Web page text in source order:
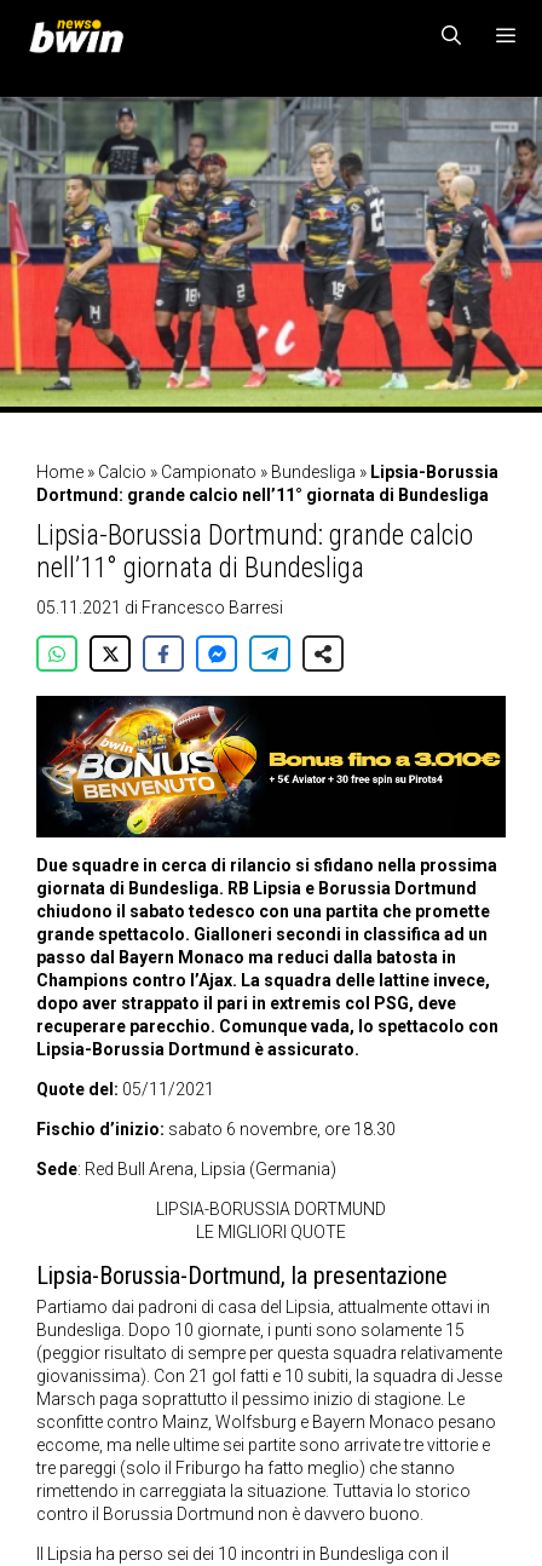
contenuto
MENU
Home » Calcio » Campionato » Bundesliga » Lipsia-Borussia
Dortmund: grande calcio nell’11° giornata di Bundesliga
Lipsia-Borussia Dortmund: grande calcio
nell’11° giornata di Bundesliga
05.11.2021 di Francesco Barresi
Due squadre in cerca di rilancio si sfidano nella prossima
giornata di Bundesliga. RB Lipsia e Borussia Dortmund
chiudono il sabato tedesco con una partita che promette
grande spettacolo. Gialloneri secondi in classifica ad un
passo dal Bayern Monaco ma reduci dalla batosta in
Champions contro l’Ajax. La squadra delle lattine invece,
dopo aver strappato il pari in extremis col PSG, deve
recuperare parecchio. Comunque vada, lo spettacolo con
Lipsia-Borussia Dortmund è assicurato.
Quote del: 05/11/2021
Fischio d’inizio: sabato 6 novembre, ore 18.30
Sede: Red Bull Arena, Lipsia (Germania)
LIPSIA-BORUSSIA DORTMUND
LE MIGLIORI QUOTE
Lipsia-Borussia-Dortmund, la presentazione
Partiamo dai padroni di casa del Lipsia, attualmente ottavi in
Bundesliga. Dopo 10 giornate, i punti sono solamente 15
(peggior risultato di sempre per questa squadra relativamente
giovanissima). Con 21 gol fatti e 10 subiti, la squadra di Jesse
Marsch paga soprattutto il pessimo inizio di stagione. Le
sconfitte contro Mainz, Wolfsburg e Bayern Monaco pesano
eccome, ma nelle ultime sei partite sono arrivate tre vittorie e
tre pareggi (solo il Friburgo ha fatto meglio) che stanno
rimettendo in carreggiata la situazione. Tuttavia lo storico
contro il Borussia Dortmund non è davvero buono.
Il Lipsia ha perso sei dei 10 incontri in Bundesliga con il